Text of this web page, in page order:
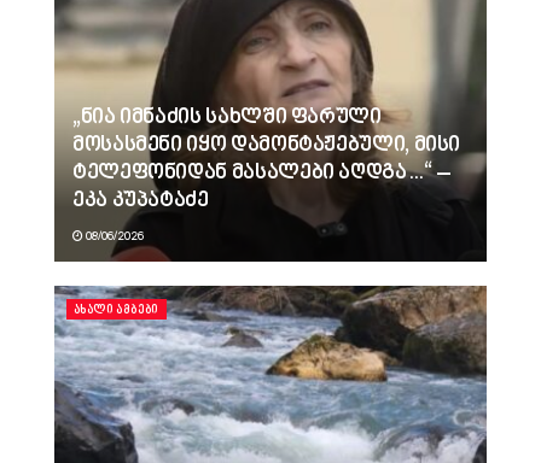
„ნია იმნაძის სახლში ფარული
მოსასმენი იყო დამონტაჟებული, მისი
ტელეფონიდან მასალები აღდგა…“ –
ეკა კუპატაძე
08/06/2026
ᲐᲮᲐᲚᲘ ᲐᲛᲑᲔᲑᲘ